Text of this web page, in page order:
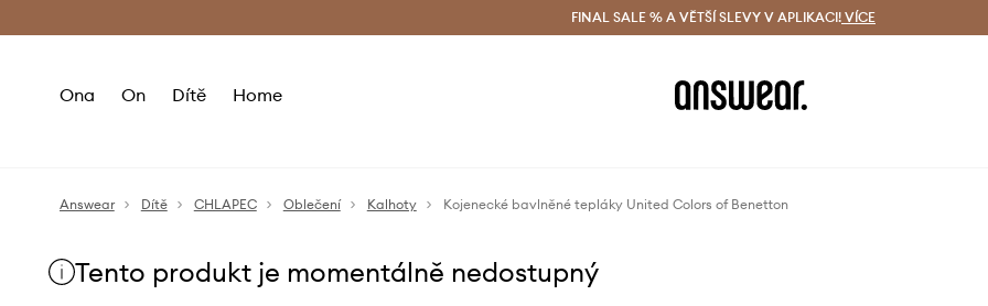
Doručení a vrácení zdarma (od 1800 Kč) Doručení i do 24 h
FINAL SALE % A VĚTŠÍ SLEVY V APLIKACI! VÍCE
Ona On Dítě Home
Answear Dítě CHLAPEC Oblečení Kalhoty Kojenecké bavlněné tepláky United Colors of Benetton
Tento produkt je momentálně nedostupný